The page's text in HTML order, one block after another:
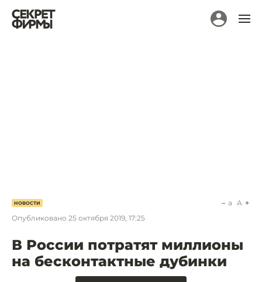
НОВОСТИ
Опубликовано 25 октября 2019, 17:25
a A
В России потратят миллионы
на бесконтактные дубинки